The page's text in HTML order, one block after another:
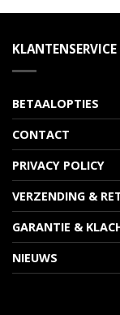
KLANTENSERVICE
BETAALOPTIES
CONTACT
PRIVACY POLICY
VERZENDING &
GARANTIE &
NIEUWS